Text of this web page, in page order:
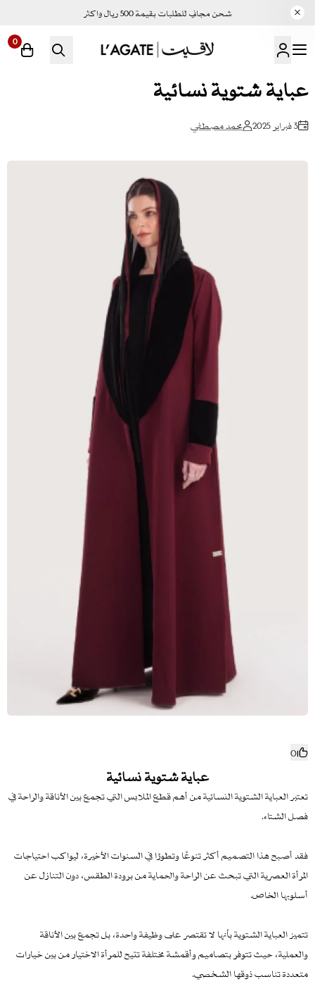
شحن مجاني للطلبات بقيمة 500 ريال واكثر
لاقيت | LAGATE
0
عباية شتوية نسائية
3 فبراير 2025 محمد مصطفي
0
عباية شتوية نسائية
تعتبر العباية الشتوية النسائية من أهم قطع الملابس التي تجمع بين الأناقة والراحة في
فصل الشتاء.
فقد أصبح هذا التصميم أكثر تنوعًا وتطورًا في السنوات الأخيرة، ليواكب احتياجات
المرأة العصرية التي تبحث عن الراحة والحماية من برودة الطقس، دون التنازل عن
أسلوبها الخاص.
تتميز العباية الشتوية بأنها لا تقتصر على وظيفة واحدة، بل تجمع بين الأناقة
والعملية، حيث تتوفر بتصاميم وأقمشة مختلفة تتيح للمرأة الاختيار من بين خيارات
متعددة تناسب ذوقها الشخصي.